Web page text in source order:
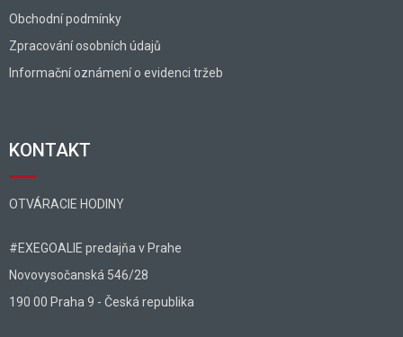
Obchodní podmínky
Zpracování osobních údajů
Informační oznámení o evidenci tržeb
KONTAKT
OTVÁRACIE HODINY
#EXEGOALIE predajňa v Prahe
Novovysočanská 546/28
190 00 Praha 9 - Česká republika